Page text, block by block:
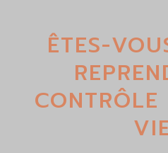
ÊTES-